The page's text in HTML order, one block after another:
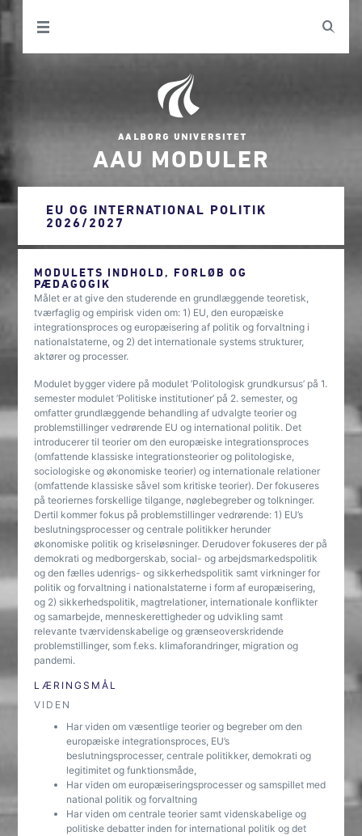
AAU MODULER
EU OG INTERNATIONAL POLITIK
2026/2027
MODULETS INDHOLD, FORLØB OG
PÆDAGOGIK
Målet er at give den studerende en grundlæggende teoretisk,
tværfaglig og empirisk viden om: 1) EU, den europæiske
integrationsproces og europæisering af politik og forvaltning i
nationalstaterne, og 2) det internationale systems strukturer,
aktører og processer.
Modulet bygger videre på modulet ’Politologisk grundkursus’ på 1.
semester modulet ’Politiske institutioner’ på 2. semester, og
omfatter grundlæggende behandling af udvalgte teorier og
problemstillinger vedrørende EU og international politik. Det
introducerer til teorier om den europæiske integrationsproces
(omfattende klassiske integrationsteorier og politologiske,
sociologiske og økonomiske teorier) og internationale relationer
(omfattende klassiske såvel som kritiske teorier). Der fokuseres
på teoriernes forskellige tilgange, nøglebegreber og tolkninger.
Dertil kommer fokus på problemstillinger vedrørende: 1) EU’s
beslutningsprocesser og centrale politikker herunder
økonomiske politik og kriseløsninger. Derudover fokuseres der på
demokrati og medborgerskab, social- og arbejdsmarkedspolitik
og den fælles udenrigs- og sikkerhedspolitik samt virkninger for
politik og forvaltning i nationalstaterne i form af europæisering,
og 2) sikkerhedspolitik, magtrelationer, internationale konflikter
og samarbejde, menneskerettigheder og udvikling samt
relevante tværvidenskabelige og grænseoverskridende
problemstillinger, som f.eks. klimaforandringer, migration og
pandemi.
LÆRINGSMÅL
VIDEN
Har viden om væsentlige teorier og begreber om den
europæiske integrationsproces, EU’s
beslutningsprocesser, centrale politikker, demokrati og
legitimitet og funktionsmåde,
Har viden om europæiseringsprocesser og samspillet med
national politik og forvaltning
Har viden om centrale teorier samt videnskabelige og
politiske debatter inden for international politik og det